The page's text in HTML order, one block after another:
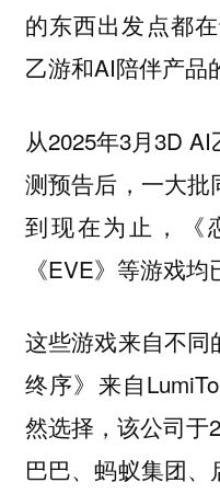
的东西出发点都
乙游和AI陪伴产品
从2025年3月3D
测预告后，一大批
到现在为止，《
《EVE》等游戏均
这些游戏来自不
终序》来自
然选择，该公司于
巴巴、蚂蚁集团